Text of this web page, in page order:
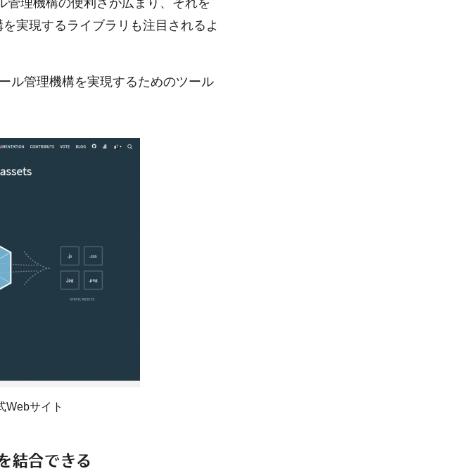
実現するライブラリも注目されるよ
ル管理機構を実現するためのツール
Webサイト
結合できる